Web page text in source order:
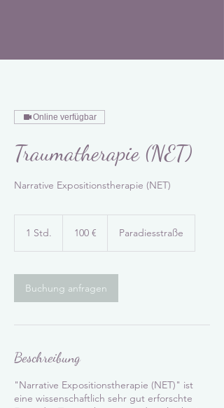
Online verfügbar
Traumatherapie (NET)
Narrative Expositionstherapie (NET)
1 Std.
d
100 € Paradiesstraße
Buchung anfragen
Beschreibung
"Narrative Expositionstherapie (NET)" ist
eine wissenschaftlich sehr gut erforschte